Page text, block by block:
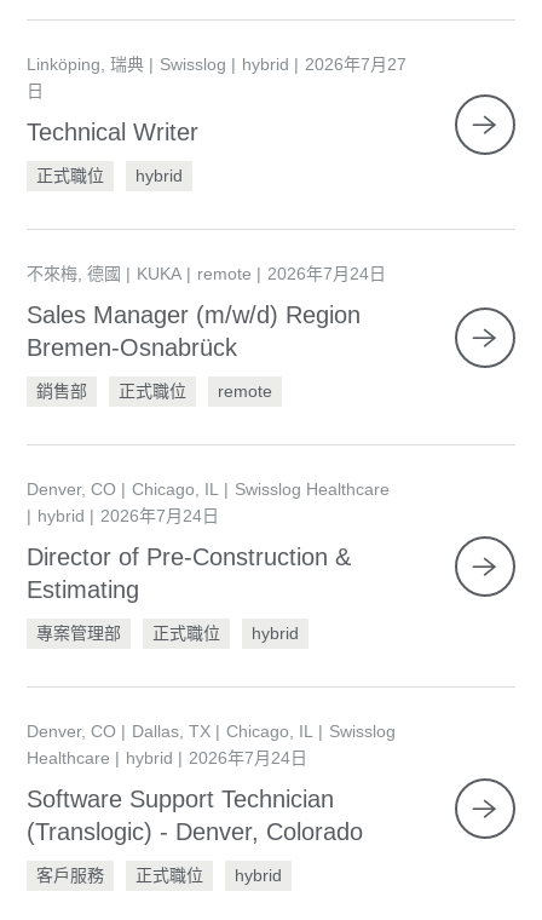
Linköping, 瑞典 Swisslog hybrid
2026年7月27
日
Technical Writer
正式職位 hybrid
不來梅, 德國 KUKA remote 2026年7月24日
Sales Manager (m/w/d) Region
Bremen-Osnabrück
銷售部 正式職位 remote
Denver, CO Chicago, IL
Swisslog Healthcare
hybrid
2026年7月24日
Director of Pre-Construction &
Estimating
專案管理部 正式職位 hybrid
Denver, CO Dallas, TX Chicago, IL
Swisslog
Healthcare
hybrid 2026年7月24日
Software Support Technician
(Translogic) - Denver, Colorado
客戶服務 正式職位 hybrid